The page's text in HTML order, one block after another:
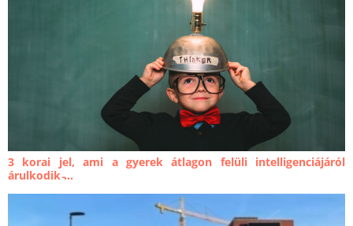
3 korai jel, ami a gyerek átlagon felüli intelligenciájáról
árulkodik ̵...